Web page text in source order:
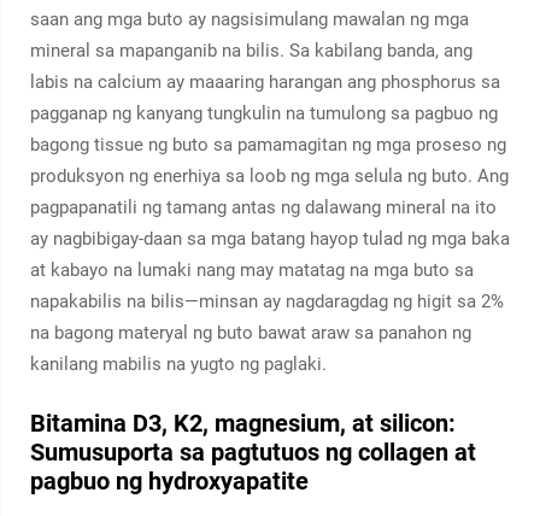
saan ang mga buto ay nagsisimulang mawalan ng mga
mineral sa mapanganib na bilis. Sa kabilang banda, ang
labis na calcium ay maaaring harangan ang phosphorus sa
pagganap ng kanyang tungkulin na tumulong sa pagbuo ng
bagong tissue ng buto sa pamamagitan ng mga proseso ng
produksyon ng enerhiya sa loob ng mga selula ng buto. Ang
pagpapanatili ng tamang antas ng dalawang mineral na ito
ay nagbibigay-daan sa mga batang hayop tulad ng mga baka
at kabayo na lumaki nang may matatag na mga buto sa
napakabilis na bilis—minsan ay nagdaragdag ng higit sa 2%
na bagong materyal ng buto bawat araw sa panahon ng
kanilang mabilis na yugto ng paglaki.
Bitamina D3, K2, magnesium, at silicon:
Sumusuporta sa pagtutuos ng collagen at
pagbuo ng hydroxyapatite